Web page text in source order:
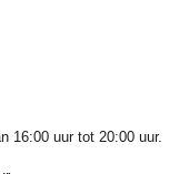
16:00 uur tot 20:00 uur.